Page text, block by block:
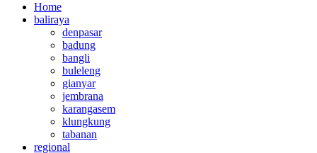
Home
baliraya
denpasar
badung
bangli
buleleng
gianyar
jembrana
karangasem
klungkung
tabanan
regional